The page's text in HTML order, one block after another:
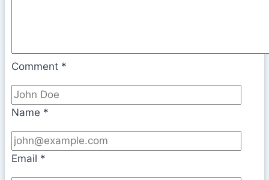
Comment *
Name *
Email *